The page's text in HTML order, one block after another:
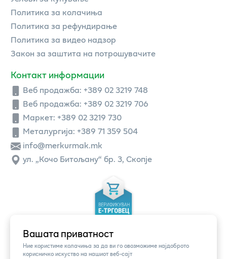
Вашата приватност
Ние користиме колачиња за да ви го овозможиме најдоброто
корисничко искуство на нашиот веб-сајт
Политика за колачиња
Политика за рефундирање
Политика за видео надзор
Закон за заштита на потрошувачите
Контакт информации
Веб продажба: +389 02 3219 748
Веб продажба: +389 02 3219 706
Маркет: +389 02 3219 730
Металургија: +389 71 359 504
info@merkurmak.mk
ул. „Кочо Битољану“ бр. 3, Скопје